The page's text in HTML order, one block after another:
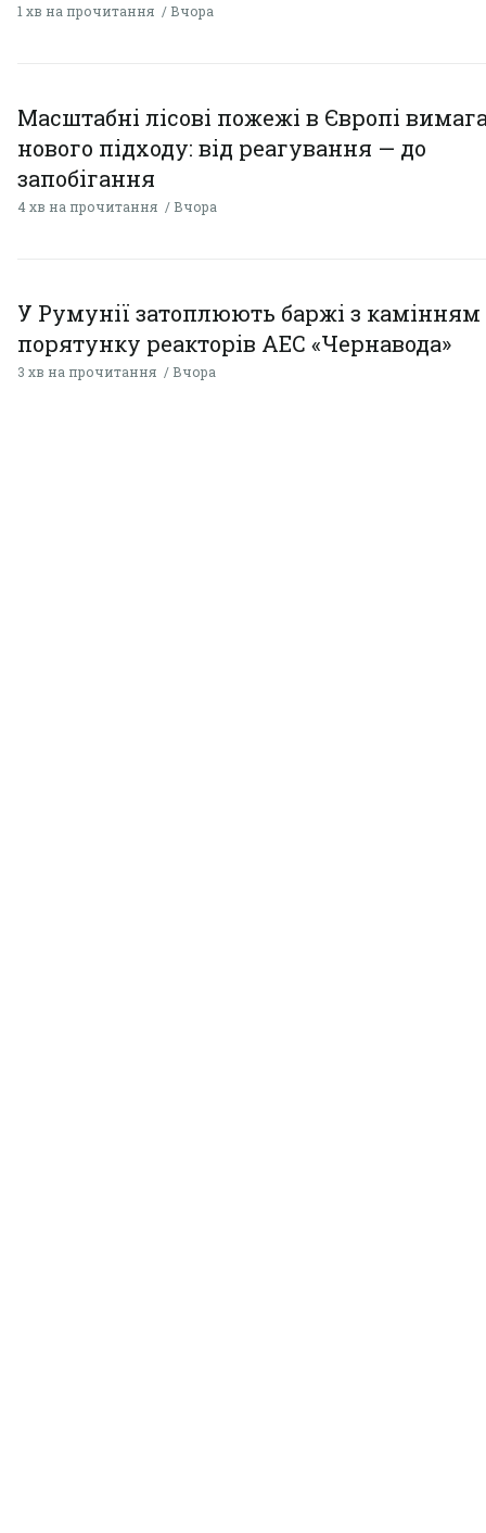
1 хв на прочитання Вчора
Масштабні лісові пожежі в Європі
нового підходу: від реагування — до
запобігання
4 хв на прочитання Вчора
У Румунії затоплюють баржі з
порятунку реакторів АЕС «Чернавода»
3 хв на прочитання Вчора